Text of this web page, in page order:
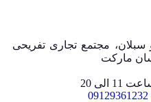
مجتمع تجاری تفریحی
الی 20
09129361232